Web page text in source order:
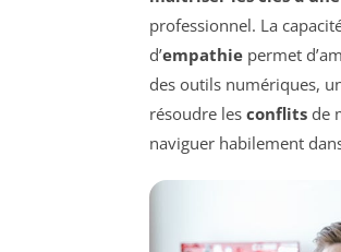
professionnel. La
d’empathie permet
des outils numériques,
résoudre les conflits de
naviguer habilement